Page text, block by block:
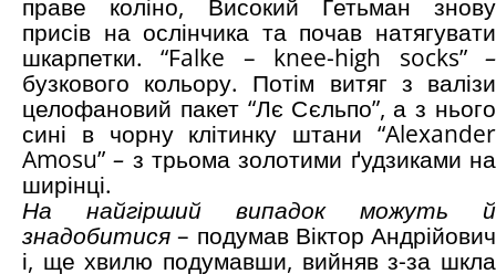
праве коліно, Високий Ґетьман знову
присів на ослінчика та почав натягувати
шкарпетки. “Falke – knee-high socks”–
бузкового кольору. Потім витяг з валізи
целофановий пакет “Лє Сєльпо”, а з нього
сині в чорну клітинку штани “Alexander
Amosu” – з трьома золотими ґудзиками на
ширінці.
На найгірший випадок можуть й
знадобитися – подумав Віктор Андрійович
і, ще хвилю подумавши, вийняв з-за шкла